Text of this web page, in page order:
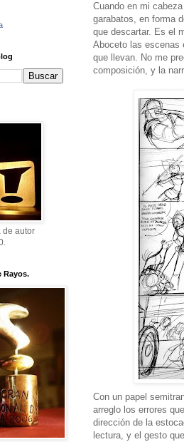
Cuando en mi
garabatos, en forma
que descartar. Es el
Aboceto las escenas
que llevan. No me
composición, y la
Con un papel
arreglo los errores
dirección de la
lectura, y el gesto
de autor
Rayos.